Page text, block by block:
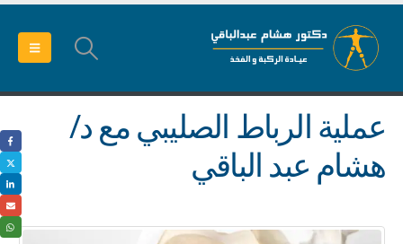
عملية الرباط الصليبي مع د/
هشام عبد الباقي